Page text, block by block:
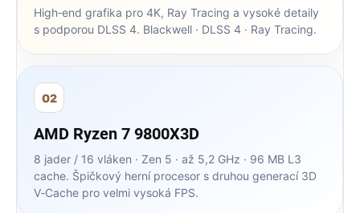
High‑end grafika pro 4K, Ray Tracing a vysoké detaily
s podporou DLSS 4. Blackwell · DLSS 4 · Ray Tracing.
02
AMD Ryzen 7 9800X3D
8 jader / 16 vláken · Zen 5 · až 5,2 GHz · 96 MB L3
cache. Špičkový herní procesor s druhou generací 3D
V‑Cache pro velmi vysoká FPS.